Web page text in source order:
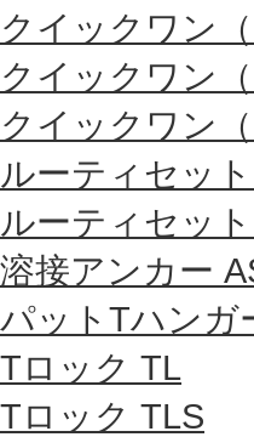
クイックワン
クイックワン
クイックワン
ルーティセッ
ルーティセッ
溶接アンカー
パットTハンガ
Tロック TL
Tロック TLS